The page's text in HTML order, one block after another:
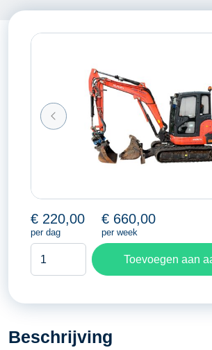
€ 220,00
per dag
€ 660,00
per week
4
Toevoegen aan
Beschrijving